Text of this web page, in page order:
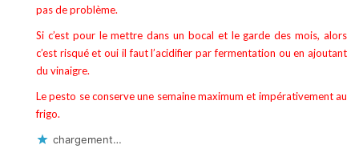
pas de problème.
Si c’est pour le mettre dans un bocal et le garde des mois, alors
c’est risqué et oui il faut l’acidifier par fermentation ou en ajoutant
du vinaigre.
Le pesto se conserve une semaine maximum et impérativement au
frigo.
chargement…